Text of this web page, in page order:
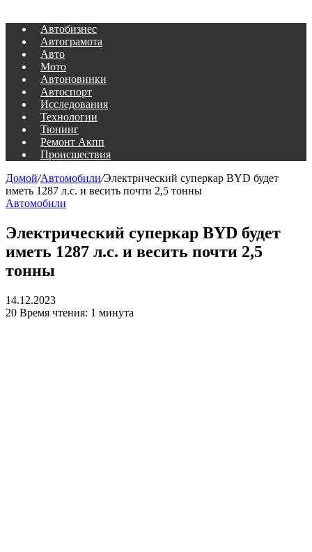
Автобизнес
Автограмота
Авто
Мото
Автоновинки
Автоспорт
Исследования
Технологии
Тюнинг
Ремонт Акпп
Происшествия
Домой/Автомобили/Электрический суперкар BYD будет
иметь 1287 л.с. и весить почти 2,5 тонны
Автомобили
Электрический суперкар BYD будет
иметь 1287 л.с. и весить почти 2,5
тонны
14.12.2023
20 Время чтения: 1 минута